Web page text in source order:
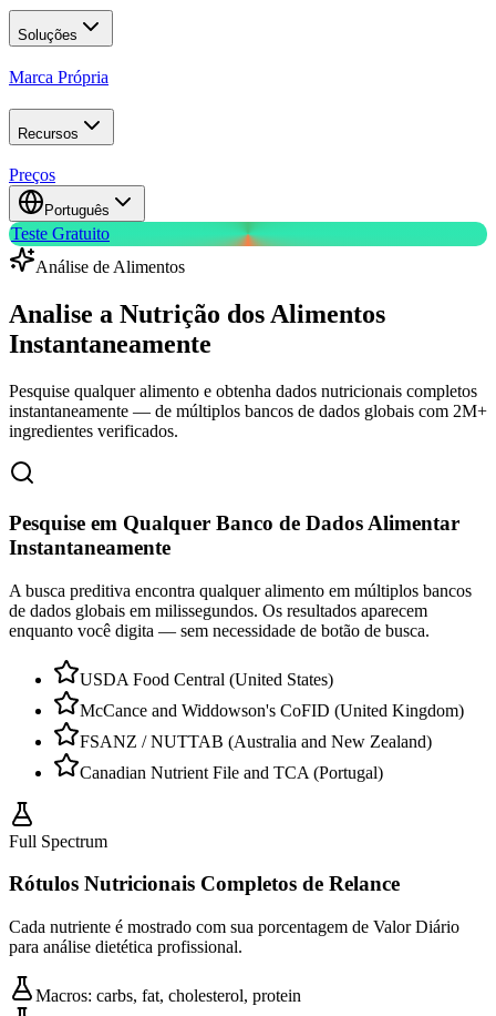
Soluções
Marca Própria
Recursos
Preços
Português
Teste Gratuito
Análise de Alimentos
Analise a Nutrição dos Alimentos
Instantaneamente
Pesquise qualquer alimento e obtenha dados nutricionais completos
instantaneamente — de múltiplos bancos de dados globais com 2M+
ingredientes verificados.
Pesquise em Qualquer Banco de Dados Alimentar
Instantaneamente
A busca preditiva encontra qualquer alimento em múltiplos bancos
de dados globais em milissegundos. Os resultados aparecem
enquanto você digita — sem necessidade de botão de busca.
USDA Food Central (United States)
McCance and Widdowson's CoFID (United Kingdom)
FSANZ / NUTTAB (Australia and New Zealand)
Canadian Nutrient File and TCA (Portugal)
Full Spectrum
Rótulos Nutricionais Completos de Relance
Cada nutriente é mostrado com sua porcentagem de Valor Diário
para análise dietética profissional.
Macros: carbs, fat, cholesterol, protein